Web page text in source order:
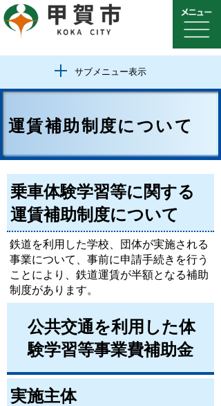
サブメニュー表示
運賃補助制度について
乗車体験学習等に関する
運賃補助制度について
鉄道を利用した学校、団体が実施される
事業について、事前に申請手続きを行う
ことにより、鉄道運賃が半額となる補助
制度があります。
公共交通を利用した体
験学習等事業費補助金
実施主体